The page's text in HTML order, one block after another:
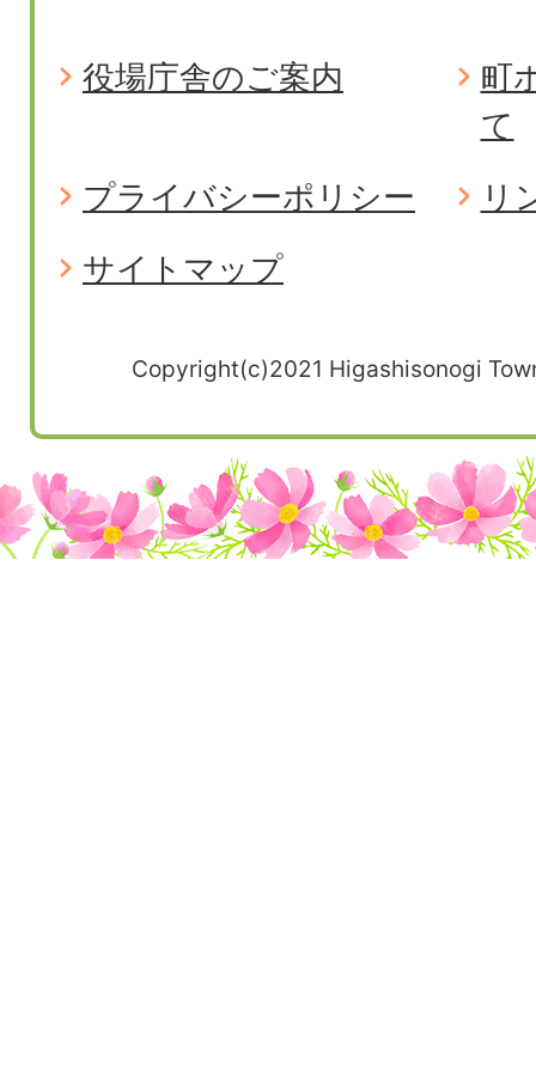
役場庁舎のご案内
町
て
プライバシーポリシー
リ
サイトマップ
Copyright(c)2021 Higashisonogi